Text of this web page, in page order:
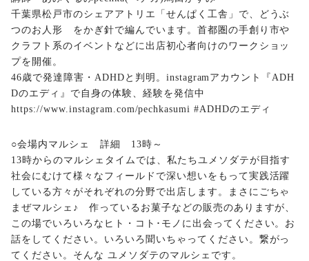
千葉県松戸市のシェアアトリエ「せんぱく工舎」で、どうぶ
つのお人形 をかぎ針で編んでいます。首都圏の手創り市や
クラフト系のイベントなどに出店初心者向けのワークショッ
プを開催。
46歳で発達障害・ADHDと判明。instagramアカウント『ADH
Dのエディ』で自身の体験、経験を発信中
https://www.instagram.com/pechkasumi #ADHDのエディ
○会場内マルシェ 詳細 13時～
13時からのマルシェタイムでは、私たちユメソダテが目指す
社会にむけて様々なフィールドで深い想いをもって実践活躍
している方々がそれぞれの分野で出店します。まさにごちゃ
まぜマルシェ♪ 作っているお菓子などの販売のありますが、
この場でいろいろなヒト・コト･モノに出会ってください。お
話をしてください。いろいろ聞いちゃってください。繋がっ
てください。そんな ユメソダテのマルシェです。